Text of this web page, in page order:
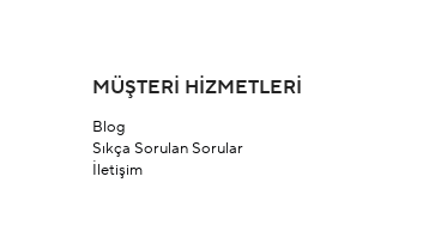
MÜŞTERİ HİZMETLERİ
Blog
Sıkça Sorulan Sorular
İletişim